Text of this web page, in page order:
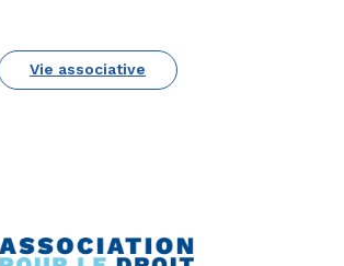
Vie associative